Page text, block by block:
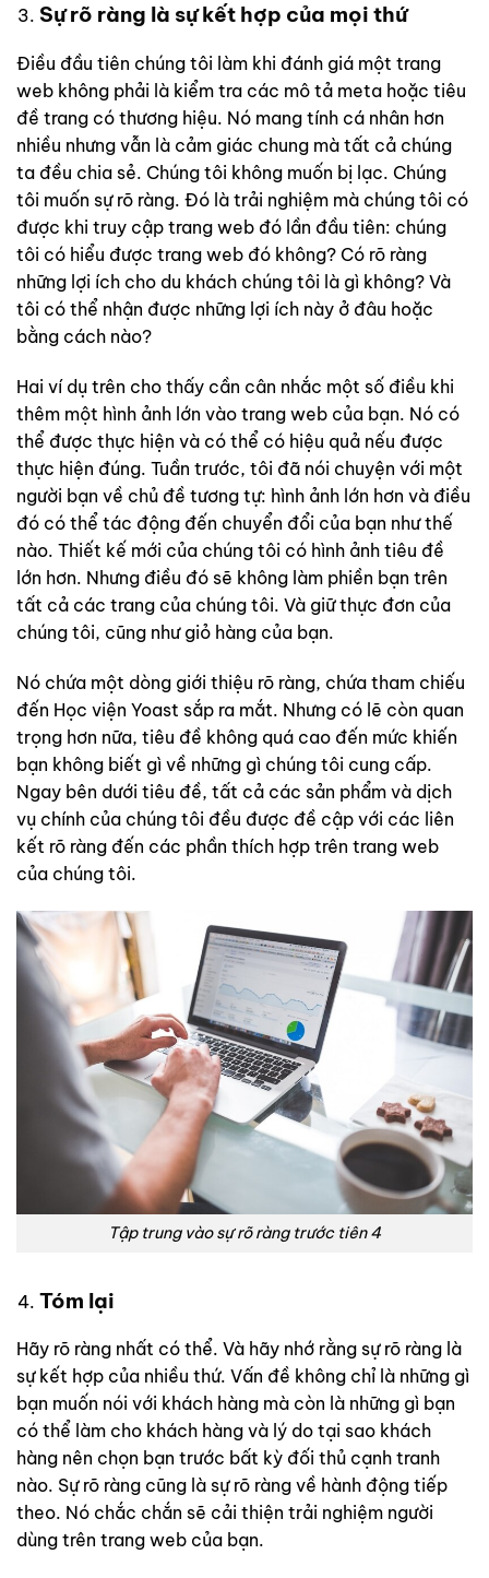
Sự rõ ràng là sự kết hợp của mọi thứ
Điều đầu tiên chúng tôi làm khi đánh giá một trang
web không phải là kiểm tra các mô tả meta hoặc tiêu
đề trang có thương hiệu. Nó mang tính cá nhân hơn
nhiều nhưng vẫn là cảm giác chung mà tất cả chúng
ta đều chia sẻ. Chúng tôi không muốn bị lạc. Chúng
tôi muốn sự rõ ràng. Đó là trải nghiệm mà chúng tôi có
được khi truy cập trang web đó lần đầu tiên: chúng
tôi có hiểu được trang web đó không? Có rõ ràng
những lợi ích cho du khách chúng tôi là gì không? Và
tôi có thể nhận được những lợi ích này ở đâu hoặc
bằng cách nào?
Hai ví dụ trên cho thấy cần cân nhắc một số điều khi
thêm một hình ảnh lớn vào trang web của bạn. Nó có
thể được thực hiện và có thể có hiệu quả nếu được
thực hiện đúng. Tuần trước, tôi đã nói chuyện với một
người bạn về chủ đề tương tự: hình ảnh lớn hơn và điều
đó có thể tác động đến chuyển đổi của bạn như thế
nào. Thiết kế mới của chúng tôi có hình ảnh tiêu đề
lớn hơn. Nhưng điều đó sẽ không làm phiền bạn trên
tất cả các trang của chúng tôi. Và giữ thực đơn của
chúng tôi, cũng như giỏ hàng của bạn.
Nó chứa một dòng giới thiệu rõ ràng, chứa tham chiếu
đến Học viện Yoast sắp ra mắt. Nhưng có lẽ còn quan
trọng hơn nữa, tiêu đề không quá cao đến mức khiến
bạn không biết gì về những gì chúng tôi cung cấp.
Ngay bên dưới tiêu đề, tất cả các sản phẩm và dịch
vụ chính của chúng tôi đều được đề cập với các liên
kết rõ ràng đến các phần thích hợp trên trang web
của chúng tôi.
Tập trung vào sự rõ ràng trước tiên 4
Tóm lại
Hãy rõ ràng nhất có thể. Và hãy nhớ rằng sự rõ ràng là
sự kết hợp của nhiều thứ. Vấn đề không chỉ là những gì
bạn muốn nói với khách hàng mà còn là những gì bạn
có thể làm cho khách hàng và lý do tại sao khách
hàng nên chọn bạn trước bất kỳ đối thủ cạnh tranh
nào. Sự rõ ràng cũng là sự rõ ràng về hành động tiếp
theo. Nó chắc chắn sẽ cải thiện trải nghiệm người
dùng trên trang web của bạn.